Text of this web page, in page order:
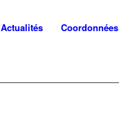
Actualités Coordonnées